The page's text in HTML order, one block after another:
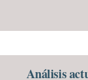
Análisis